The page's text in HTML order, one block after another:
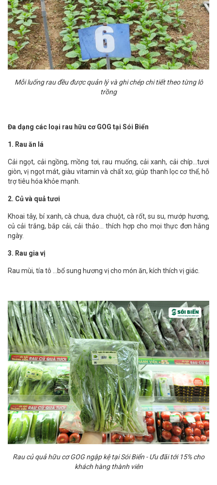
Mỗi luống rau đều được quản lý và ghi chép chi tiết theo từng lô
trồng
Đa dạng các loại rau hữu cơ GOG tại Sói Biển
1. Rau ăn lá
Cải ngọt, cải ngồng, mồng tơi, rau muống, cải xanh, cải chíp...tươi
giòn, vị ngọt mát, giàu vitamin và chất xơ, giúp thanh lọc cơ thể, hỗ
trợ tiêu hóa khỏe mạnh.
2. Củ và quả tươi
Khoai tây, bí xanh, cà chua, dưa chuột, cà rốt, su su, mướp hương,
củ cải trắng, bắp cải, cải thảo… thích hợp cho mọi thực đơn hằng
ngày.
3. Rau gia vị
Rau mùi, tía tô …bổ sung hương vị cho món ăn, kích thích vị giác.
Rau củ quả hữu cơ GOG ngập kệ tại Sói Biển - Ưu đãi tới 15% cho
khách hàng thành viên